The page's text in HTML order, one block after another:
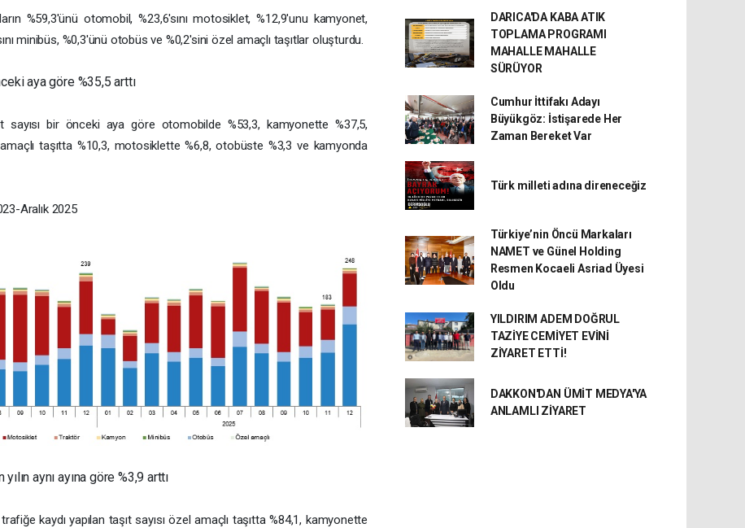
%59,3'ünü otomobil, %23,6'sını motosiklet, %12,9'unu kamyonet,
minibüs, %0,3'ünü otobüs ve %0,2'sini özel amaçlı taşıtlar oluşturdu.
aya göre %35,5 arttı
sayısı bir önceki aya göre otomobilde %53,3, kamyonette %37,5,
taşıtta %10,3, motosiklette %6,8, otobüste %3,3 ve kamyonda
Aralık 2025
aynı ayına göre %3,9 arttı
trafiğe kaydı yapılan taşıt sayısı özel amaçlı taşıtta %84,1, kamyonette
DARICA'DA KABA ATIK
TOPLAMA PROGRAMI
MAHALLE MAHALLE
SÜRÜYOR
Cumhur İttifakı Adayı
Büyükgöz: İstişarede Her
Zaman Bereket Var
Türk milleti adına direneceğiz
Türkiye’nin Öncü Markaları
NAMET ve Günel Holding
Resmen Kocaeli Asriad Üyesi
Oldu
YILDIRIM ADEM DOĞRUL
TAZİYE CEMİYET EVİNİ
ZİYARET ETTİ!
DAKKON'DAN ÜMİT MEDYA'YA
ANLAMLI ZİYARET